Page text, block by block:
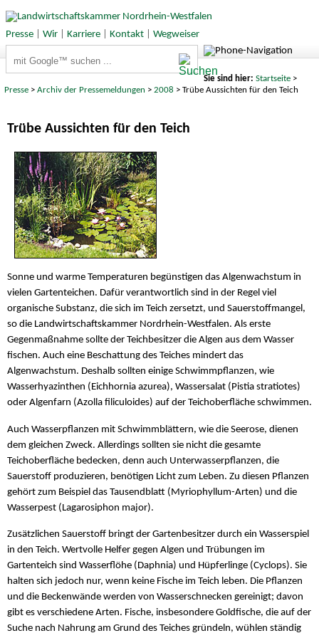
Presse| Wir| Karriere| Kontakt| Wegweiser
Sie sind hier: Startseite>
Presse >Archiv der Pressemeldungen > 2008 > Trübe Aussichten für den Teich
Trübe Aussichten für den Teich
Sonne und warme Temperaturen begünstigen das Algenwachstum in
vielen Gartenteichen. Dafür verantwortlich sind in der Regel viel
organische Substanz, die sich im Teich zersetzt, und Sauerstoffmangel,
so die Landwirtschaftskammer Nordrhein-Westfalen. Als erste
Gegenmaßnahme sollte der Teichbesitzer die Algen aus dem Wasser
fischen. Auch eine Beschattung des Teiches mindert das
Algenwachstum. Deshalb sollten einige Schwimmpflanzen, wie
Wasserhyazinthen (Eichhornia azurea), Wassersalat (Pistia stratiotes)
oder Algenfarn (Azolla filiculoides) auf der Teichoberfläche schwimmen.
Auch Wasserpflanzen mit Schwimmblättern, wie die Seerose, dienen
dem gleichen Zweck. Allerdings sollten sie nicht die gesamte
Teichoberfläche bedecken, denn auch Unterwasserpflanzen, die
Sauerstoff produzieren, benötigen Licht zum Leben. Zu diesen Pflanzen
gehört zum Beispiel das Tausendblatt (Myriophyllum-Arten) und die
Wasserpest (Lagarosiphon major).
Zusätzlichen Sauerstoff bringt der Gartenbesitzer durch ein Wasserspiel
in den Teich. Wertvolle Helfer gegen Algen und Trübungen im
Gartenteich sind Wasserflöhe (Daphnia) und Hüpferlinge (Cyclops). Sie
halten sich jedoch nur, wenn keine Fische im Teich leben. Die Pflanzen
und die Beckenwände werden von Wasserschnecken gereinigt; davon
gibt es verschiedene Arten. Fische, insbesondere Goldfische, die auf der
Suche nach Nahrung am Grund des Teiches gründeln, wühlen ständig